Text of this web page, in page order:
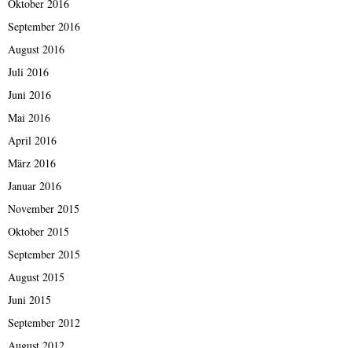
Oktober 2016
September 2016
August 2016
Juli 2016
Juni 2016
Mai 2016
April 2016
März 2016
Januar 2016
November 2015
Oktober 2015
September 2015
August 2015
Juni 2015
September 2012